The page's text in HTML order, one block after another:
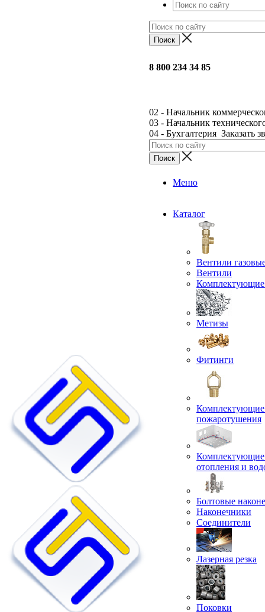
8 800 234 34 85
02 - Начальник
03 - Начальник
04 - Бухгалтерия Заказать
Меню
Каталог
Вентили
Вентили
Комплектующие
Метизы
Фитинги
Комплектующие
пожаротушения
Комплектующие
отопления и
Болтовые
Наконечники
Соединители
Лазерная резка
Поковки